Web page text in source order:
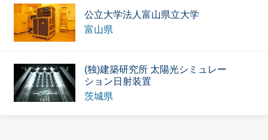
公立大学法人富山県立大学
富山県
(独)建築研究所 太陽光シミュレー
ション日射装置
茨城県